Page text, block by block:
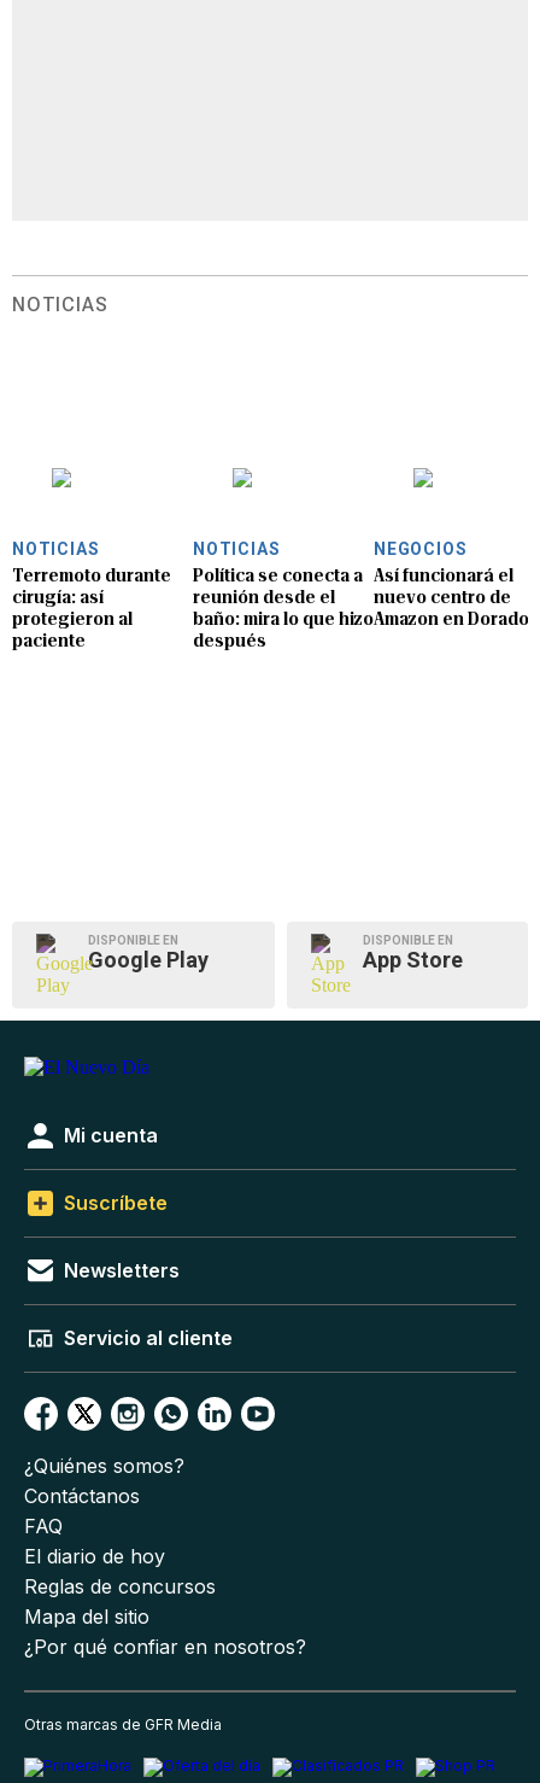
NOTICIAS
NOTICIAS
Terremoto durante
cirugía: así
protegieron al
paciente
NOTICIAS
Política se conecta a
reunión desde el
baño: mira lo que hizo
después
NEGOCIOS
Así funcionará el
nuevo centro de
Amazon en Dorado
DISPONIBLE EN
Google Play
DISPONIBLE EN
App Store
Mi cuenta
Suscríbete
Newsletters
Servicio al cliente
¿Quiénes somos?
Contáctanos
FAQ
El diario de hoy
Reglas de concursos
Mapa del sitio
¿Por qué confiar en nosotros?
Otras marcas de GFR Media